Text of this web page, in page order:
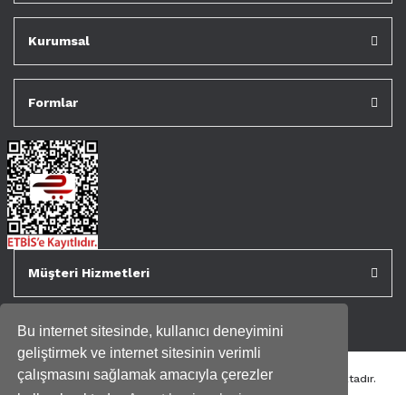
Bu internet sitesinde, kullanıcı deneyimini
geliştirmek ve internet sitesinin verimli
çalışmasını sağlamak amacıyla çerezler
Kurumsal
Formlar
Müşteri Hizmetleri
Tüm kredi kartı bilgileriniz 256bit SSL Sertifikası ile korunmaktadır.